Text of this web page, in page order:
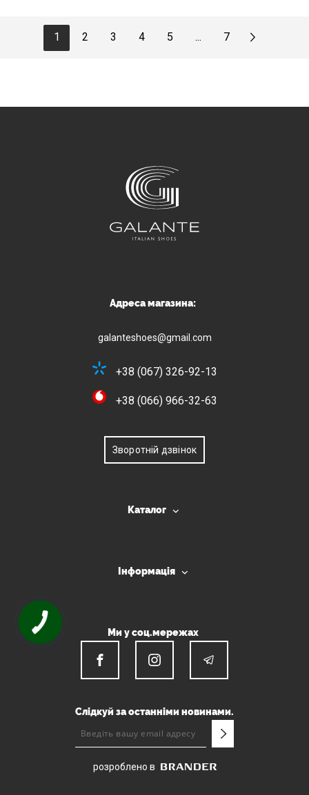
1 2 3 4 5 ... 7
Адреса магазина:
galanteshoes@gmail.com
+38 (067) 326-92-13
+38 (066) 966-32-63
Зворотній дзвінок
Каталог
Інформація
Ми у соц.мережах
Слідкуй за останніми новинами.
розроблено в